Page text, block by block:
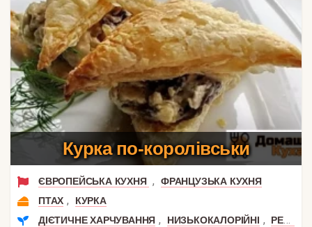
Курка по-королівськи
ЄВРОПЕЙСЬКА КУХНЯ ,
ФРАНЦУЗЬКА КУХНЯ
ПТАХ ,
КУРКА
ДІЄТИЧНЕ ХАРЧУВАННЯ , НИЗЬКОКАЛОРІЙНІ ,
РЕЦЕПТИ ДЛЯ СХУДНЕННЯ